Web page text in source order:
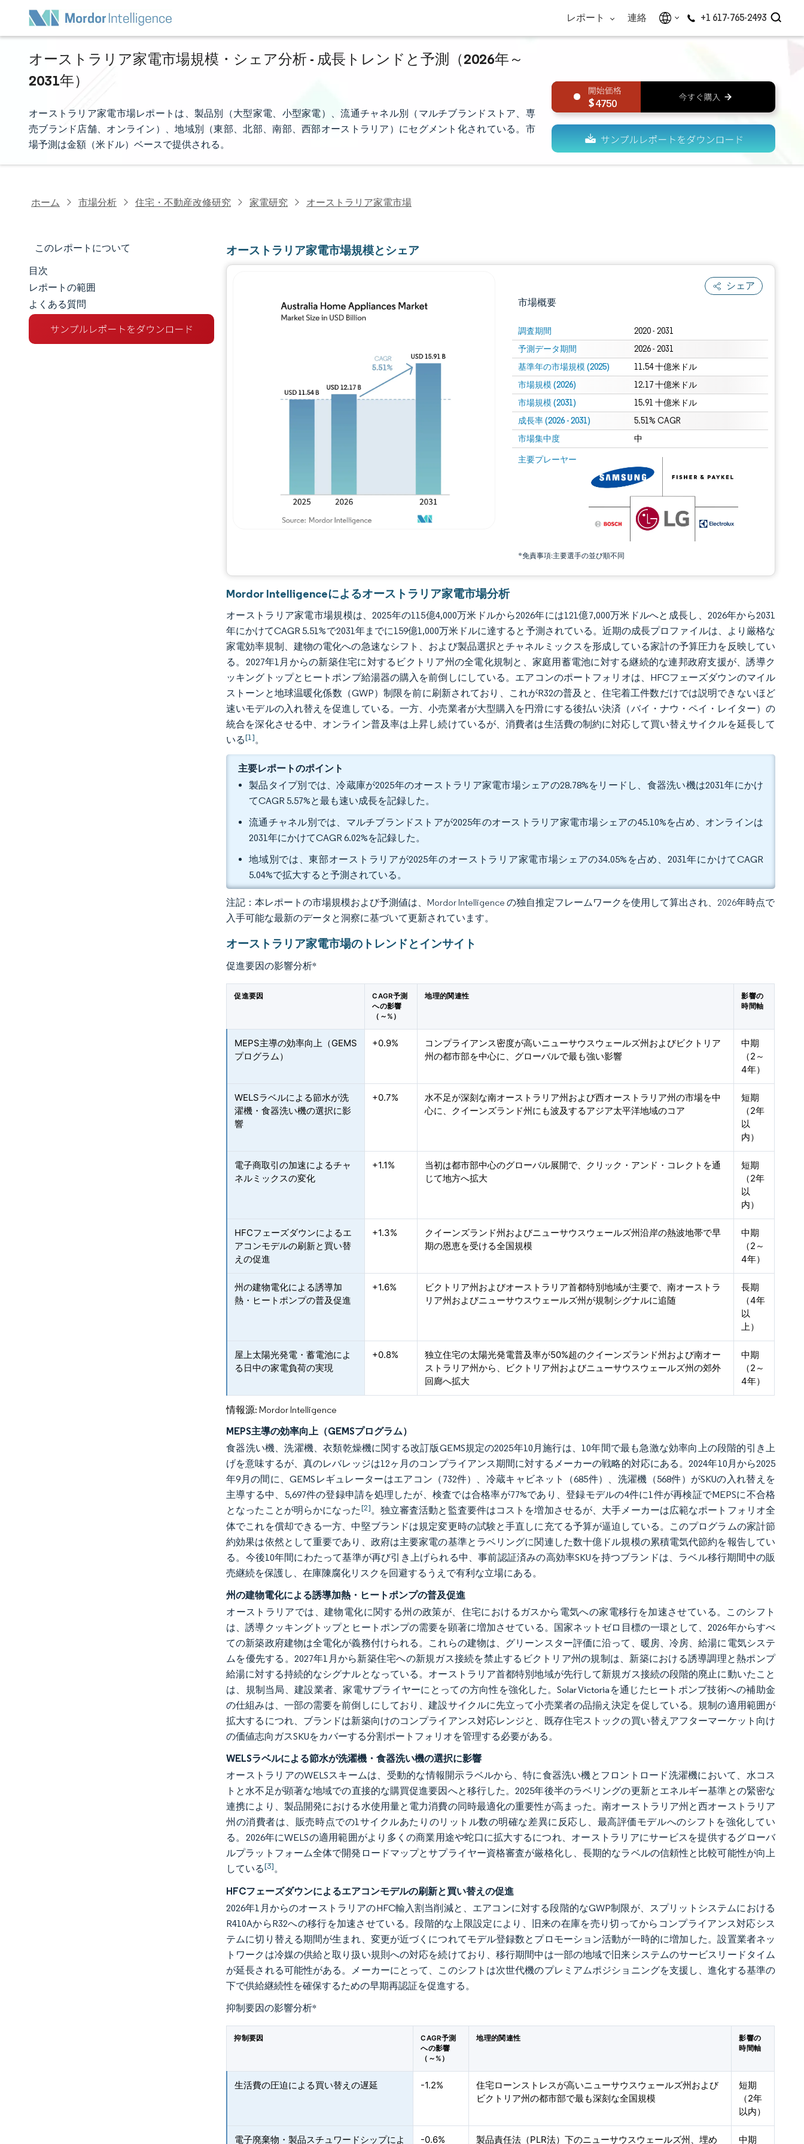
レポート 連絡 +1 617-765-2493
オーストラリア家電市場規模・シェア分析 - 成長トレンドと予測（2026年～
2031年）
オーストラリア家電市場レポートは、製品別（大型家電、小型家電）、流通チャネル別（マルチブランドストア、専
売ブランド店舗、オンライン）、地域別（東部、北部、南部、西部オーストラリア）にセグメント化されている。市
場予測は金額（米ドル）ベースで提供される。
4750
ホーム 市場分析 住宅・不動産改修研究 家電研究 オーストラリア家電市場
このレポートについて
市場規模とシェア
市場分析
トレンドとインサイト
目次
レポートの範囲
よくある質問
オーストラリア家電市場規模とシェア
シェア
市場概要
調査期間 2020 - 2031
予測データ期間 2026 - 2031
基準年の市場規模 (2025) 11.54 十億米ドル
市場規模 (2026) 12.17 十億米ドル
市場規模 (2031) 15.91 十億米ドル
成長率 (2026 - 2031) 5.51% CAGR
市場集中度 中
主要プレーヤー
*免責事項:主要選手の並び順不同
画像 © Mordor Intelligence。再利用にはCC BY 4.0の表示が必要です。
画像 © Mordor Intelligence。再利用にはCC BY 4.0の表示が必要です。
Mordor Intelligenceによるオーストラリア家電市場分析
オーストラリア家電市場規模は、2025年の115億4,000万米ドルから2026年には121億7,000万米ドルへと成長し、2026年から2031
年にかけてCAGR 5.51%で2031年までに159億1,000万米ドルに達すると予測されている。近期の成長プロファイルは、より厳格な
家電効率規制、建物の電化への急速なシフト、および製品選択とチャネルミックスを形成している家計の予算圧力を反映してい
る。2027年1月からの新築住宅に対するビクトリア州の全電化規制と、家庭用蓄電池に対する継続的な連邦政府支援が、誘導ク
ッキングトップとヒートポンプ給湯器の購入を前倒しにしている。エアコンのポートフォリオは、HFCフェーズダウンのマイル
ストーンと地球温暖化係数（GWP）制限を前に刷新されており、これがR32の普及と、住宅着工件数だけでは説明できないほど
速いモデルの入れ替えを促進している。一方、小売業者が大型購入を円滑にする後払い決済（バイ・ナウ・ペイ・レイター）の
統合を深化させる中、オンライン普及率は上昇し続けているが、消費者は生活費の制約に対応して買い替えサイクルを延長して
いる[1]。
主要レポートのポイント
製品タイプ別では、冷蔵庫が2025年のオーストラリア家電市場シェアの28.78%をリードし、食器洗い機は2031年にかけ
てCAGR 5.57%と最も速い成長を記録した。
流通チャネル別では、マルチブランドストアが2025年のオーストラリア家電市場シェアの45.10%を占め、オンラインは
2031年にかけてCAGR 6.02%を記録した。
地域別では、東部オーストラリアが2025年のオーストラリア家電市場シェアの34.05%を占め、2031年にかけてCAGR
5.04%で拡大すると予測されている。
注記：本レポートの市場規模および予測値は、Mordor Intelligence の独自推定フレームワークを使用して算出され、2026年時点で
入手可能な最新のデータと洞察に基づいて更新されています。
オーストラリア家電市場のトレンドとインサイト
促進要因の影響分析*
促進要因
CAGR予測
への影響
（～%）
地理的関連性
影響の
時間軸
MEPS主導の効率向上（GEMS
プログラム）
+0.9%
コンプライアンス密度が高いニューサウスウェールズ州およびビクトリア
州の都市部を中心に、グローバルで最も強い影響
中期
（2～
4年）
WELSラベルによる節水が洗
濯機・食器洗い機の選択に影
響
+0.7%
水不足が深刻な南オーストラリア州および西オーストラリア州の市場を中
心に、クイーンズランド州にも波及するアジア太平洋地域のコア
短期
（2年
以
内）
電子商取引の加速によるチャ
ネルミックスの変化
+1.1%
当初は都市部中心のグローバル展開で、クリック・アンド・コレクトを通
じて地方へ拡大
短期
（2年
以
内）
HFCフェーズダウンによるエ
アコンモデルの刷新と買い替
えの促進
+1.3%
クイーンズランド州およびニューサウスウェールズ州沿岸の熱波地帯で早
期の恩恵を受ける全国規模
中期
（2～
4年）
州の建物電化による誘導加
熱・ヒートポンプの普及促進
+1.6%
ビクトリア州およびオーストラリア首都特別地域が主要で、南オーストラ
リア州およびニューサウスウェールズ州が規制シグナルに追随
長期
（4年
以
上）
屋上太陽光発電・蓄電池によ
る日中の家電負荷の実現
+0.8%
独立住宅の太陽光発電普及率が50%超のクイーンズランド州および南オー
ストラリア州から、ビクトリア州およびニューサウスウェールズ州の郊外
回廊へ拡大
中期
（2～
4年）
情報源: Mordor Intelligence
MEPS主導の効率向上（GEMSプログラム）
食器洗い機、洗濯機、衣類乾燥機に関する改訂版GEMS規定の2025年10月施行は、10年間で最も急激な効率向上の段階的引き上
げを意味するが、真のレバレッジは12ヶ月のコンプライアンス期間に対するメーカーの戦略的対応にある。2024年10月から2025
年9月の間に、GEMSレギュレーターはエアコン（732件）、冷蔵キャビネット（685件）、洗濯機（568件）がSKUの入れ替えを
主導する中、5,697件の登録申請を処理したが、検査では合格率が77%であり、登録モデルの4件に1件が再検証でMEPSに不合格
となったことが明らかになった[2]。独立審査活動と監査要件はコストを増加させるが、大手メーカーは広範なポートフォリオ全
体でこれを償却できる一方、中堅ブランドは規定変更時の試験と手直しに充てる予算が逼迫している。このプログラムの家計節
約効果は依然として重要であり、政府は主要家電の基準とラベリングに関連した数十億ドル規模の累積電気代節約を報告してい
る。今後10年間にわたって基準が再び引き上げられる中、事前認証済みの高効率SKUを持つブランドは、ラベル移行期間中の販
売継続を保護し、在庫陳腐化リスクを回避するうえで有利な立場にある。
州の建物電化による誘導加熱・ヒートポンプの普及促進
オーストラリアでは、建物電化に関する州の政策が、住宅におけるガスから電気への家電移行を加速させている。このシフト
は、誘導クッキングトップとヒートポンプの需要を顕著に増加させている。国家ネットゼロ目標の一環として、2026年からすべ
ての新築政府建物は全電化が義務付けられる。これらの建物は、グリーンスター評価に沿って、暖房、冷房、給湯に電気システ
ムを優先する。2027年1月から新築住宅への新規ガス接続を禁止するビクトリア州の規制は、新築における誘導調理と熱ポンプ
給湯に対する持続的なシグナルとなっている。オーストラリア首都特別地域が先行して新規ガス接続の段階的廃止に動いたこと
は、規制当局、建設業者、家電サプライヤーにとっての方向性を強化した。Solar Victoriaを通じたヒートポンプ技術への補助金
の仕組みは、一部の需要を前倒しにしており、建設サイクルに先立って小売業者の品揃え決定を促している。規制の適用範囲が
拡大するにつれ、ブランドは新築向けのコンプライアンス対応レンジと、既存住宅ストックの買い替えアフターマーケット向け
の価値志向ガスSKUをカバーする分割ポートフォリオを管理する必要がある。
WELSラベルによる節水が洗濯機・食器洗い機の選択に影響
オーストラリアのWELSスキームは、受動的な情報開示ラベルから、特に食器洗い機とフロントロード洗濯機において、水コス
トと水不足が顕著な地域での直接的な購買促進要因へと移行した。2025年後半のラベリングの更新とエネルギー基準との緊密な
連携により、製品開発における水使用量と電力消費の同時最適化の重要性が高まった。南オーストラリア州と西オーストラリア
州の消費者は、販売時点での1サイクルあたりのリットル数の明確な差異に反応し、最高評価モデルへのシフトを強化してい
る。2026年にWELSの適用範囲がより多くの商業用途や蛇口に拡大するにつれ、オーストラリアにサービスを提供するグローバ
ルプラットフォーム全体で開発ロードマップとサプライヤー資格審査が厳格化し、長期的なラベルの信頼性と比較可能性が向上
している[3]。
HFCフェーズダウンによるエアコンモデルの刷新と買い替えの促進
2026年1月からのオーストラリアのHFC輸入割当削減と、エアコンに対する段階的なGWP制限が、スプリットシステムにおける
R410AからR32への移行を加速させている。段階的な上限設定により、旧来の在庫を売り切ってからコンプライアンス対応シス
テムに切り替える期間が生まれ、変更が近づくにつれてモデル登録数とプロモーション活動が一時的に増加した。設置業者ネッ
トワークは冷媒の供給と取り扱い規則への対応を続けており、移行期間中は一部の地域で旧来システムのサービスリードタイム
が延長される可能性がある。メーカーにとって、このシフトは次世代機のプレミアムポジショニングを支援し、進化する基準の
下で供給継続性を確保するための早期再認証を促進する。
抑制要因の影響分析*
抑制要因
CAGR予測
への影響
（～%）
地理的関連性
影響の
時間軸
生活費の圧迫による買い替えの遅延 -1.2%
住宅ローンストレスが高いニューサウスウェールズ州および
ビクトリア州の都市部で最も深刻な全国規模
短期
（2年
以内）
電子廃棄物・製品スチュワードシップによ -0.6% 製品責任法（PLR法）下のニューサウスウェールズ州、埋め 中期